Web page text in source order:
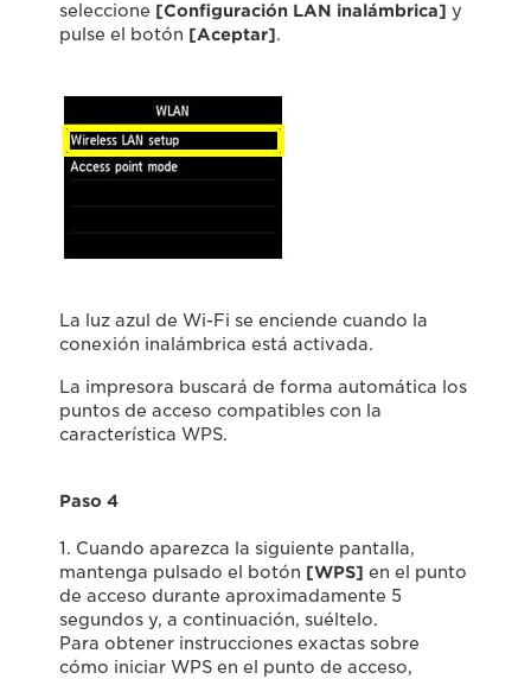
seleccione [Configuración LAN inalámbrica] y
pulse el botón [Aceptar].
La luz azul de Wi-Fi se enciende cuando la
conexión inalámbrica está activada.
La impresora buscará de forma automática los
puntos de acceso compatibles con la
característica WPS.
Paso 4
1. Cuando aparezca la siguiente pantalla,
mantenga pulsado el botón [WPS] en el punto
de acceso durante aproximadamente 5
segundos y, a continuación, suéltelo.
Para obtener instrucciones exactas sobre
cómo iniciar WPS en el punto de acceso,